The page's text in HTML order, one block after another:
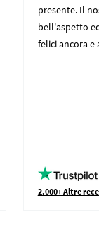
presente. Il
bell'aspetto
felici ancora e
2.000+ Altre